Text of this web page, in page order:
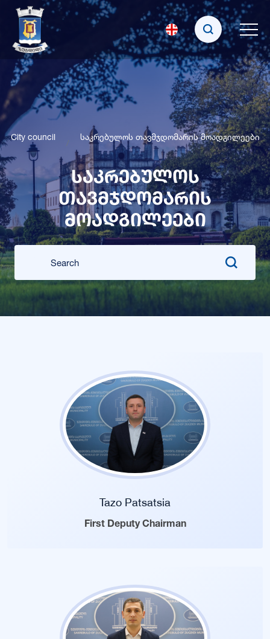
City council საკრებულოს თავმჯდომარის მოადგილეები
საკრებულოს
თავმჯდომარის
მოადგილეები
Tazo Patsatsia
First Deputy Chairman